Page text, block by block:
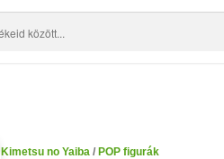
Kimetsu no Yaiba / POP figurák